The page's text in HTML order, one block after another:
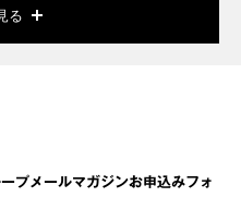
る
プメールマガジンお申込みフォ